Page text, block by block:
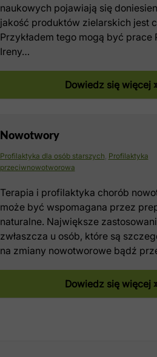
naukowych pojawiają się
jakość produktów zielarskich jest
Przykładem tego mogą być prace
Ireny…
Dowiedz się więcej
Nowotwory
Profilaktyka dla osób starszych Profilaktyka
przeciwnowotworowa
Terapia i profilaktyka chorób
może być wspomagana przez
naturalne. Największe
zwłaszcza u osób, które są
na zmiany nowotworowe bądź
Dowiedz się więcej